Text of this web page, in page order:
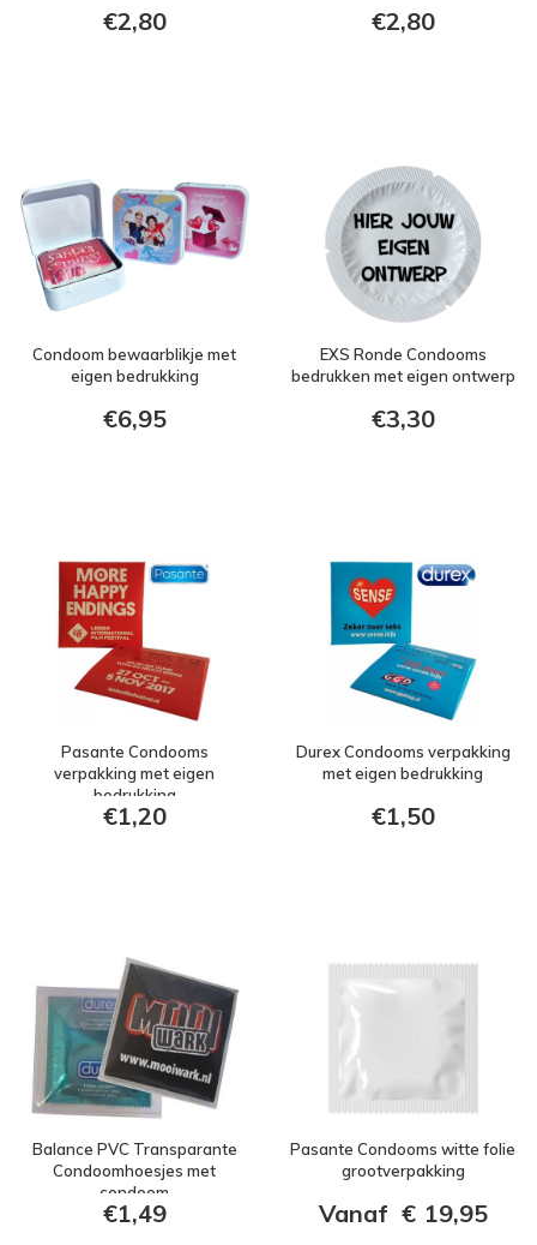
€2,80 €2,80
Condoom bewaarblikje met
eigen bedrukking
€6,95
EXS Ronde Condooms
bedrukken met eigen ontwerp
€3,30
Pasante Condooms
verpakking met eigen
bedrukking
€1,20
Durex Condooms verpakking
met eigen bedrukking
€1,50
Balance PVC Transparante
Condoomhoesjes met
condoom
€1,49
Pasante Condooms witte folie
grootverpakking
Vanaf € 19,95